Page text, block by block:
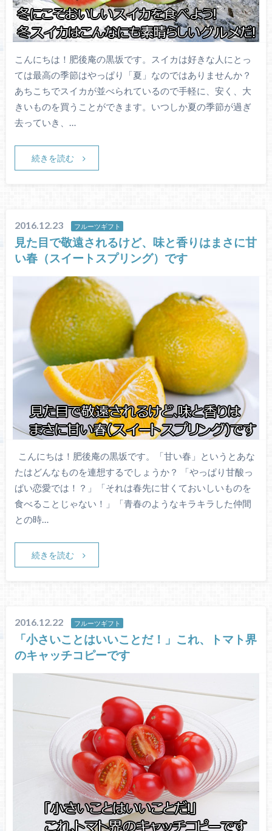
こんにちは！肥後庵の黒坂です。スイカは好きな人にとっ
ては最高の季節はやっぱり「夏」なのではありませんか？
あちこちでスイカが並べられているので手軽に、安く、大
きいものを買うことができます。いつしか夏の季節が過ぎ
去っていき、…
続きを読む
2016.12.23 フルーツギフト
見た目で敬遠されるけど、味と香りはまさに甘
い春（スイートスプリング）です
こんにちは！肥後庵の黒坂です。「甘い春」というとあな
たはどんなものを連想するでしょうか？ 「やっぱり甘酸っ
ぱい恋愛では！？」「それは春先に甘くておいしいものを
食べることじゃない！」「青春のようなキラキラした仲間
との時…
続きを読む
2016.12.22 フルーツギフト
「小さいことはいいことだ！」これ、トマト界
のキャッチコピーです